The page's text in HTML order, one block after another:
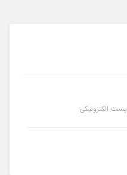
پست الکترونیکی